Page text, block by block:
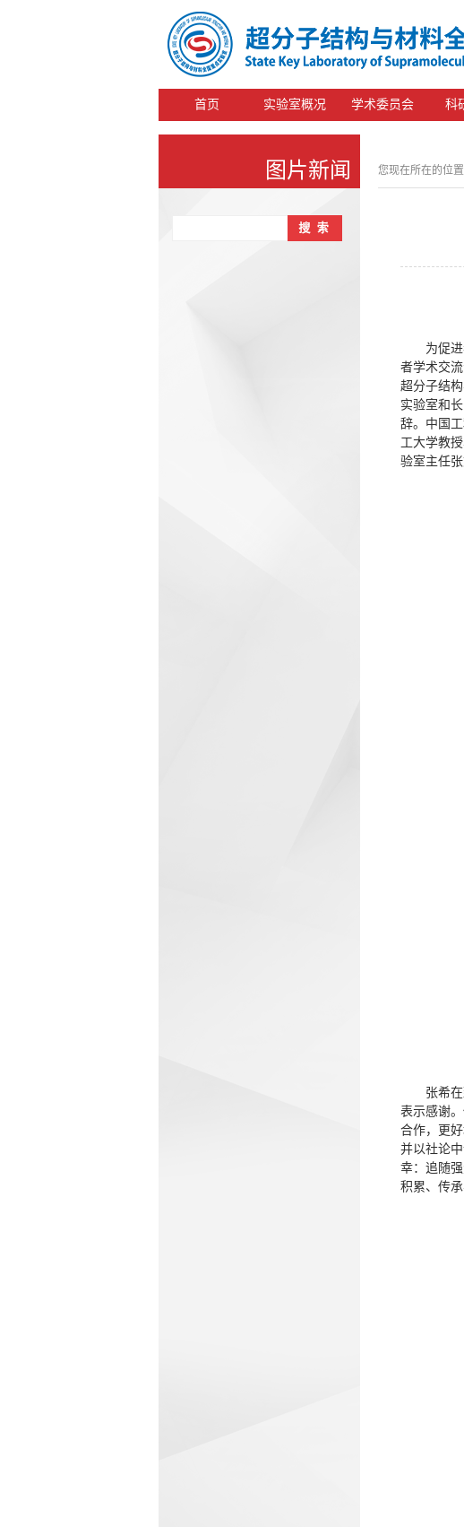
首页 实验室概况 学术委员会 科
图片新闻 您现在所在的位置
为促
者学术交
超分子结
实验室和
辞。中国
工大学教
验室主任张
张希
表示感谢
合作，更
并以社论
幸：追随
积累、传承